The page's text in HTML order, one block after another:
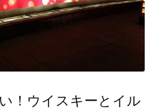
！ウイスキーとイル